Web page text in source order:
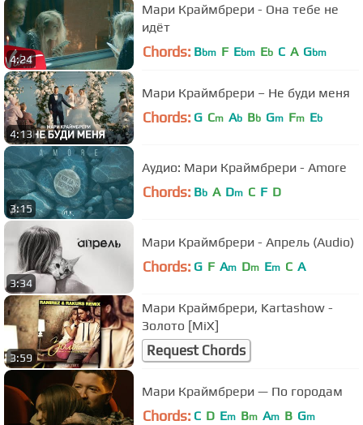
4:24
Мари Краймбрери - Она тебе не
идёт
Chords: Bbm F Ebm Eb C A Gbm
4:13
Мари Краймбрери – Не буди меня
Chords: G Cm Ab Bb Gm Fm Eb
3:15
Аудио: Мари Краймбрери - Amore
Chords: Bb A Dm C F D
3:34
Мари Краймбрери - Апрель (Audio)
Chords: G F Am Dm Em C A
3:59
Мари Краймбрери, Kartashow -
Золото [MiX]
Request Chords
Мари Краймбрери — По городам
Chords: C D Em Bm Am B Gm